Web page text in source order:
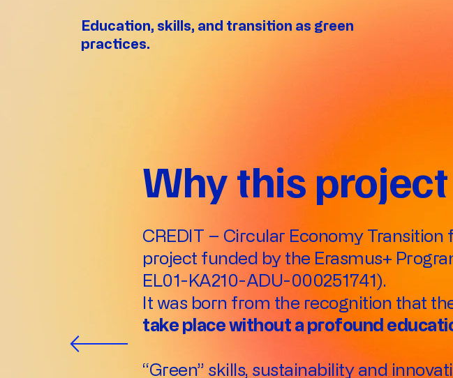
Education, skills, and transition as green
practices.
Why this
CREDIT – Circular Economy
project funded by the Erasmus+
EL01-KA210-ADU-000251741).
It was born from the recognition that
take place without a profound
“Green” skills, sustainability and